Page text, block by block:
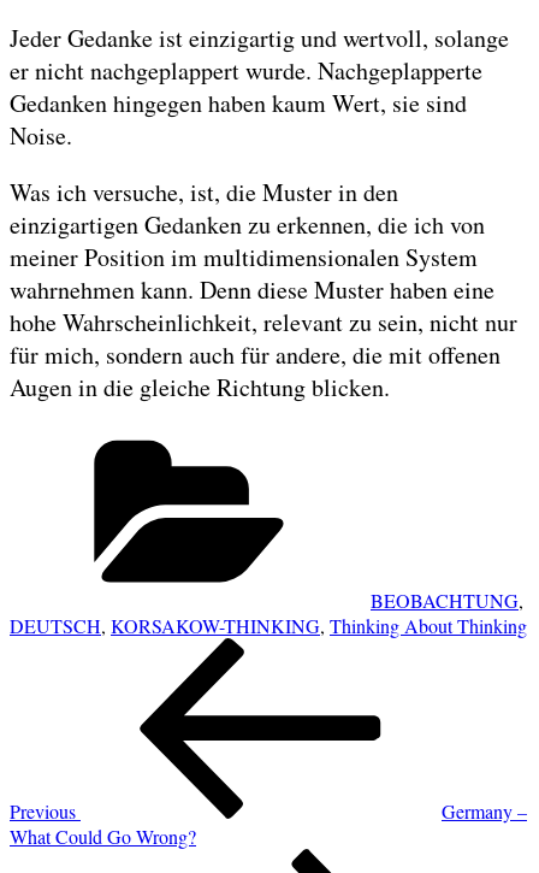
Jeder Gedanke ist einzigartig und wertvoll, solange
er nicht nachgeplappert wurde. Nachgeplapperte
Gedanken hingegen haben kaum Wert, sie sind
Noise.
Was ich versuche, ist, die Muster in den
einzigartigen Gedanken zu erkennen, die ich von
meiner Position im multidimensionalen System
wahrnehmen kann. Denn diese Muster haben eine
hohe Wahrscheinlichkeit, relevant zu sein, nicht nur
für mich, sondern auch für andere, die mit offenen
Augen in die gleiche Richtung blicken.
BEOBACHTUNG,
DEUTSCH, KORSAKOW-THINKING, Thinking About Thinking
Previous
Germany –
What Could Go Wrong?